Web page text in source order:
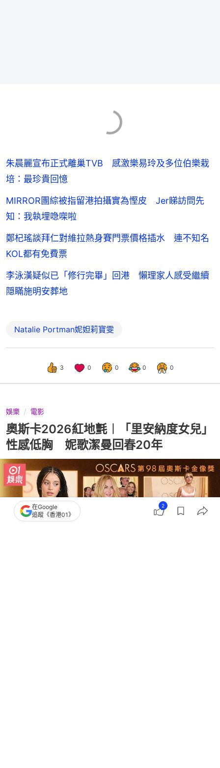
朱晨麗宣布正式離巢TVB 感激樂易玲及多位伯樂栽
培：最珍貴回憶
MIRROR團綜被指留港拍攝實為慳皮 Jer睇訪問先
知：我執埋喼㗎啦
鄭杞瑤談拜仁對維拉熱身賽門票價格插水 連不知名
KOL都有免費票
李泳漢疑似已「修行完畢」回港 懶理家人感受繼續
隠瞞施明安葬地
Natalie Portman妮妲莉寶雯
3 0 0 0 0
娛樂 電影
奧斯卡2026紅地氈︱「里安納度女兒」
性感低胸 妮歌潔曼回春20年
在Google
追蹤《香港01》
2